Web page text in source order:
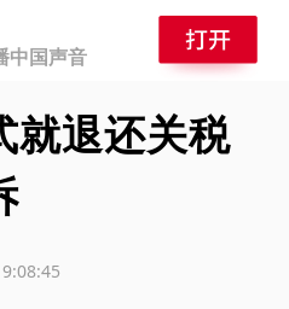
中国声音
就退还关税